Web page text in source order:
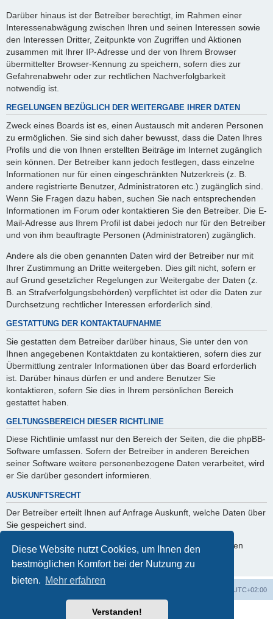
Diese Website nutzt Cookies, um Ihnen den
bestmöglichen Komfort bei der Nutzung zu
bieten. Mehr erfahren
Verstanden!
Darüber hinaus ist der Betreiber berechtigt, im Rahmen einer
Interessenabwägung zwischen Ihren und seinen Interessen sowie
den Interessen Dritter, Zeitpunkte von Zugriffen und Aktionen
zusammen mit Ihrer IP-Adresse und der von Ihrem Browser
übermittelter Browser-Kennung zu speichern, sofern dies zur
Gefahrenabwehr oder zur rechtlichen Nachverfolgbarkeit
notwendig ist.
REGELUNGEN BEZÜGLICH DER WEITERGABE IHRER DATEN
Zweck eines Boards ist es, einen Austausch mit anderen Personen
zu ermöglichen. Sie sind sich daher bewusst, dass die Daten Ihres
Profils und die von Ihnen erstellten Beiträge im Internet zugänglich
sein können. Der Betreiber kann jedoch festlegen, dass einzelne
Informationen nur für einen eingeschränkten Nutzerkreis (z. B.
andere registrierte Benutzer, Administratoren etc.) zugänglich sind.
Wenn Sie Fragen dazu haben, suchen Sie nach entsprechenden
Informationen im Forum oder kontaktieren Sie den Betreiber. Die E-
Mail-Adresse aus Ihrem Profil ist dabei jedoch nur für den Betreiber
und von ihm beauftragte Personen (Administratoren) zugänglich.
Andere als die oben genannten Daten wird der Betreiber nur mit
Ihrer Zustimmung an Dritte weitergeben. Dies gilt nicht, sofern er
auf Grund gesetzlicher Regelungen zur Weitergabe der Daten (z.
B. an Strafverfolgungsbehörden) verpflichtet ist oder die Daten zur
Durchsetzung rechtlicher Interessen erforderlich sind.
GESTATTUNG DER KONTAKTAUFNAHME
Sie gestatten dem Betreiber darüber hinaus, Sie unter den von
Ihnen angegebenen Kontaktdaten zu kontaktieren, sofern dies zur
Übermittlung zentraler Informationen über das Board erforderlich
ist. Darüber hinaus dürfen er und andere Benutzer Sie
kontaktieren, sofern Sie dies in Ihrem persönlichen Bereich
gestattet haben.
GELTUNGSBEREICH DIESER RICHTLINIE
Diese Richtlinie umfasst nur den Bereich der Seiten, die die phpBB-
Software umfassen. Sofern der Betreiber in anderen Bereichen
seiner Software weitere personenbezogene Daten verarbeitet, wird
er Sie darüber gesondert informieren.
AUSKUNFTSRECHT
Der Betreiber erteilt Ihnen auf Anfrage Auskunft, welche Daten über
Sie gespeichert sind.
Sie können jederzeit die Löschung bzw. Sperrung Ihrer Daten
verlangen. Kontaktieren Sie hierzu bitte den Betreiber.
UTC+02:00
Powered byphpBB® Forum Software © phpBB Limited